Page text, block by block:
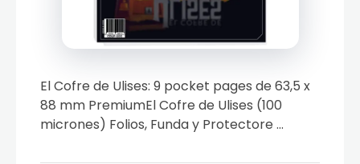
El Cofre de Ulises: 9 pocket pages de 63,5 x
88 mm PremiumEl Cofre de Ulises (100
micrones) Folios, Funda y Protectore ...